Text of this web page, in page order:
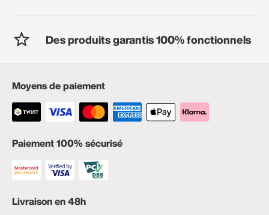
Des produits garantis 100% fonctionnels
Moyens de paiement
Paiement 100% sécurisé
Livraison en 48h